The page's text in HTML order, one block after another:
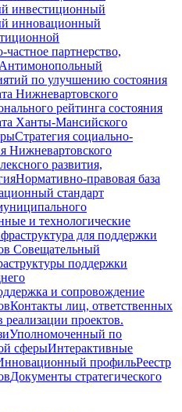
инвестиционный
инновационный
партнерство,
по улучшению состояния
Нижневартовского
рейтинга состояния
Ханты-Мансийского
Стратегия социально-
Нижневартовского
развития,
Нормативно-правовая база
стандарт
и технологические
для поддержки
Совещательный
поддержки
и сопровождение
Контакты лиц, ответственных
реализации проектов.
Уполномоченный по
сферыИнтерактивные
профильРеестр
Документы стратегического